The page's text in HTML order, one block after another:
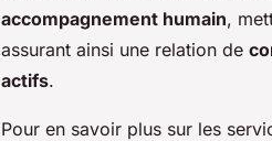
accompagnement humain,
assurant ainsi une relation de
actifs.
Pour en savoir plus sur les